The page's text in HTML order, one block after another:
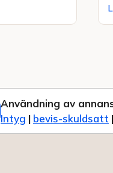
Användning av
Intyg | bevis-skuldsatt |